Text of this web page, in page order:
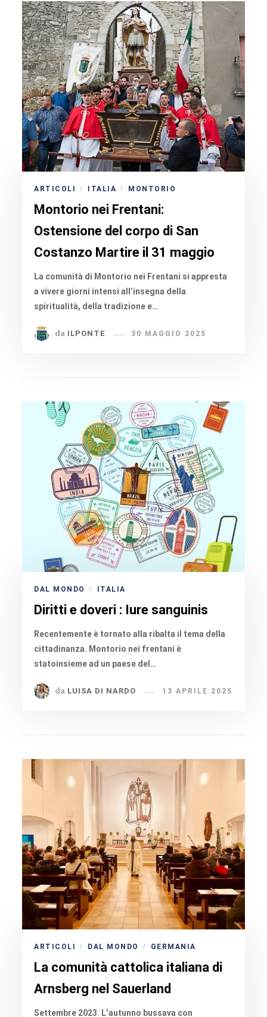
ARTICOLI / ITALIA / MONTORIO
Montorio nei Frentani:
Ostensione del corpo di San
Costanzo Martire il 31 maggio
La comunità di Montorio nei Frentani si appresta
a vivere giorni intensi all’insegna della
spiritualità, della tradizione e…
da ILPONTE 30 MAGGIO 2025
DAL MONDO / ITALIA
Diritti e doveri : Iure sanguinis
Recentemente è tornato alla ribalta il tema della
cittadinanza. Montorio nei frentani è
statoinsieme ad un paese del…
da LUISA DI NARDO 13 APRILE 2025
ARTICOLI / DAL MONDO / GERMANIA
La comunità cattolica italiana di
Arnsberg nel Sauerland
Settembre 2023. L’autunno bussava con